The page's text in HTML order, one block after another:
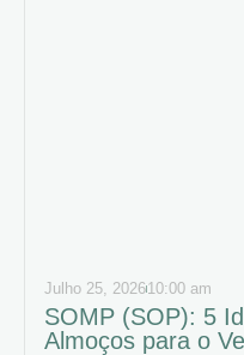
Julho 25, 202610:00 am
SOMP (SOP): 5
Almoços para o